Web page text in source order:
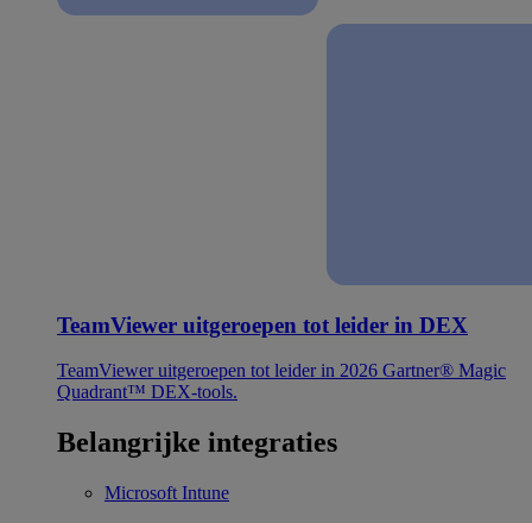
TeamViewer uitgeroepen tot leider in DEX
TeamViewer uitgeroepen tot leider in 2026 Gartner® Magic
Quadrant™ DEX-tools.
Belangrijke integraties
Microsoft Intune